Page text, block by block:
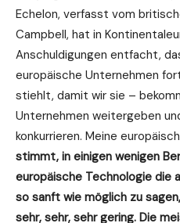
Echelon, verfasst vom
Campbell, hat in
Anschuldigungen entfacht,
europäische Unternehmen
stiehlt, damit wir sie –
Unternehmen weitergeben
konkurrieren. Meine
stimmt, in einigen wenigen
europäische Technologie die
so sanft wie möglich zu
sehr, sehr, sehr gering. Die